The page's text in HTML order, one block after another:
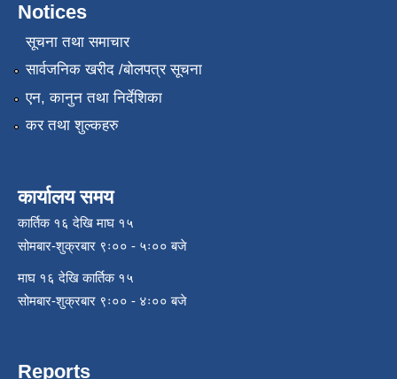
Notices
सूचना तथा समाचार
सार्वजनिक खरीद /बोलपत्र सूचना
एन, कानुन तथा निर्देशिका
कर तथा शुल्कहरु
कार्यालय समय
कार्तिक १६ देखि माघ १५
सोमबार-शुक्रबार ९ः०० - ५ः०० बजे
माघ १६ देखि कार्तिक १५
सोमबार-शुक्रबार ९ः०० - ४ः०० बजे
Reports